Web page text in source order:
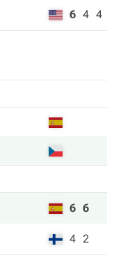
6 4 4
6 6
4 2